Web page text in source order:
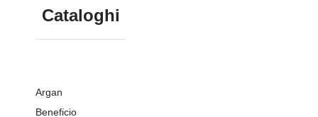
Cataloghi
Argan
Beneficio